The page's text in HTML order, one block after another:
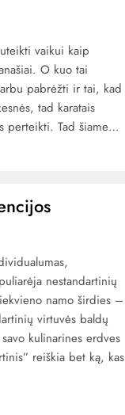
vaikui kaip
O kuo tai
pabrėžti ir tai, kad
tad karatais
perteikti. Tad šiame…
nestandartinių
namo širdies –
virtuvės baldų
kulinarines erdves
reiškia bet ką, kas